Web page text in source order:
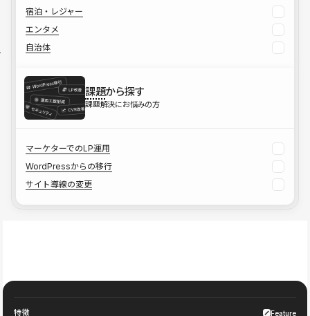
宿泊・レジャー
エンタメ
自治体
課題から探す
課題解決にお悩みの方
マーケターでのLP運用
WordPressからの移行
サイト導線の変更
特徴 Feature